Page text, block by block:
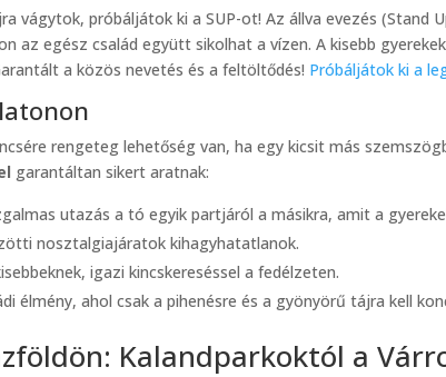
vágytok, próbáljátok ki a SUP-ot! Az állva evezés (Stand
az egész család együtt sikolhat a vízen. A kisebb
a közös nevetés és a feltöltődés! Próbáljátok ki a
rengeteg lehetőség van, ha egy kicsit más
garantáltan sikert aratnak:
utazás a tó egyik partjáról a másikra, amit a
nosztalgiajáratok kihagyhatatlanok.
igazi kincskereséssel a fedélzeten.
élmény, ahol csak a pihenésre és a gyönyörű tájra kell
Kalandparkoktól a